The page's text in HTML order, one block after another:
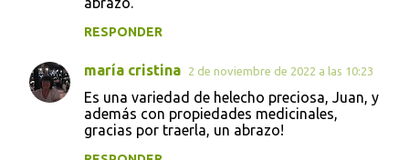
RESPONDER
maría cristina 2 de noviembre de 2022 a las 10:23
Es una variedad de helecho preciosa, Juan, y
además con propiedades medicinales,
gracias por traerla, un abrazo!